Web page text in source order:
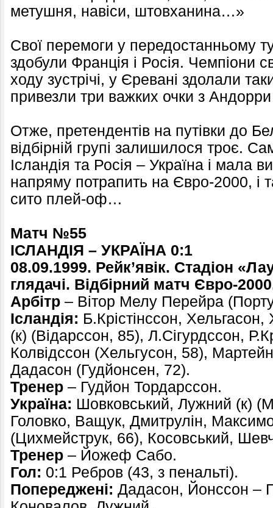
метушня, навіси, штовханина…»
Свої перемоги у передостанньому
здобули Франція і Росія. Чемпіони
ходу зустрічі, у Єревані здолали
привезли три важких очки з
Отже, претендентів на путівки до
відбірній групі залишилося троє.
Ісландія та Росія – Україна і мала
напряму потрапить на Євро-2000, і
сито плей-оф…
Матч №55
ІСЛАНДІЯ – УКРАЇНА 0:1
08.09.1999. Рейк’явік. Стадіон
глядачі. Відбірний матч Євро-
Арбітр – Вітор Мелу Перейра
Ісландія: Б.Крістінссон,
(к) (Відарссон, 85), Л.Сігурдссон,
Колвідссон (Хельгусон, 58),
Дадасон (Гудйонсен, 72).
Тренер – Гудйон Тордарссон.
Україна: Шовковський, Лужний (к)
Головко, Ващук, Дмитрулін,
(Цихмейструк, 66), Косовський,
Тренер – Йожеф Сабо.
Гол: 0:1 Ребров (43, з пенальті).
Попереджені: Дадасон, Йонссон –